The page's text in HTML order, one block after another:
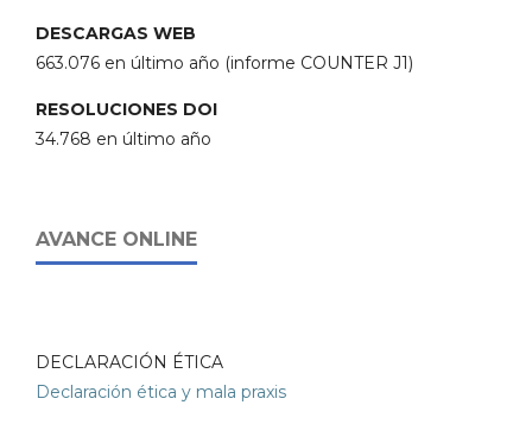
DESCARGAS WEB
663.076 en último año (informe COUNTER J1)
RESOLUCIONES DOI
34.768 en último año
AVANCE ONLINE
DECLARACIÓN ÉTICA
Declaración ética y mala praxis